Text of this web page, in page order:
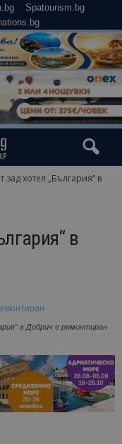
Spatourism.bg
зад хотел „България“ в
в
в Добрич е ремонтиран